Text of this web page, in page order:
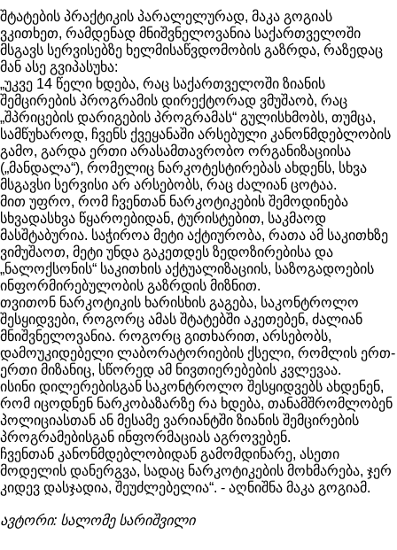
შტატების პრაქტიკის პარალელურად, მაკა გოგიას
ვკითხეთ, რამდენად მნიშვნელოვანია საქართველოში
მსგავს სერვისებზე ხელმისაწვდომობის გაზრდა, რაზედაც
მან ასე გვიპასუხა:
„უკვე 14 წელი ხდება, რაც საქართველოში ზიანის
შემცირების პროგრამის დირექტორად ვმუშაობ, რაც
„შპრიცების დარიგების პროგრამას“ გულისხმობს, თუმცა,
სამწუხაროდ, ჩვენს ქვეყანაში არსებული კანონმდებლობის
გამო, გარდა ერთი არასამთავრობო ორგანიზაციისა
(„მანდალა“), რომელიც ნარკოტესტირებას ახდენს, სხვა
მსგავსი სერვისი არ არსებობს, რაც ძალიან ცოტაა.
მით უფრო, რომ ჩვენთან ნარკოტიკების შემოდინება
სხვადასხვა წყაროებიდან, ტურისტებით, საკმაოდ
მასშტაბურია. საჭიროა მეტი აქტიურობა, რათა ამ საკითხზე
ვიმუშაოთ, მეტი უნდა გაკეთდეს ზედოზირებისა და
„ნალოქსონის“ საკითხის აქტუალიზაციის, საზოგადოების
ინფორმირებულობის გაზრდის მიზნით.
თვითონ ნარკოტიკის ხარისხის გაგება, საკონტროლო
შესყიდვები, როგორც ამას შტატებში აკეთებენ, ძალიან
მნიშვნელოვანია. როგორც გითხარით, არსებობს,
დამოუკიდებელი ლაბორატორიების ქსელი, რომლის ერთ-
ერთი მიზანიც, სწორედ ამ ნივთიერებების კვლევაა.
ისინი დილერებისგან საკონტროლო შესყიდვებს ახდენენ,
რომ იცოდნენ ნარკობაზარზე რა ხდება, თანამშრომლობენ
პოლიციასთან ან მესამე ვარიანტში ზიანის შემცირების
პროგრამებისგან ინფორმაციას აგროვებენ.
ჩვენთან კანონმდებლობიდან გამომდინარე, ასეთი
მოდელის დანერგვა, სადაც ნარკოტიკების მოხმარება, ჯერ
კიდევ დასჯადია, შეუძლებელია“. - აღნიშნა მაკა გოგიამ.
ავტორი: სალომე სარიშვილი